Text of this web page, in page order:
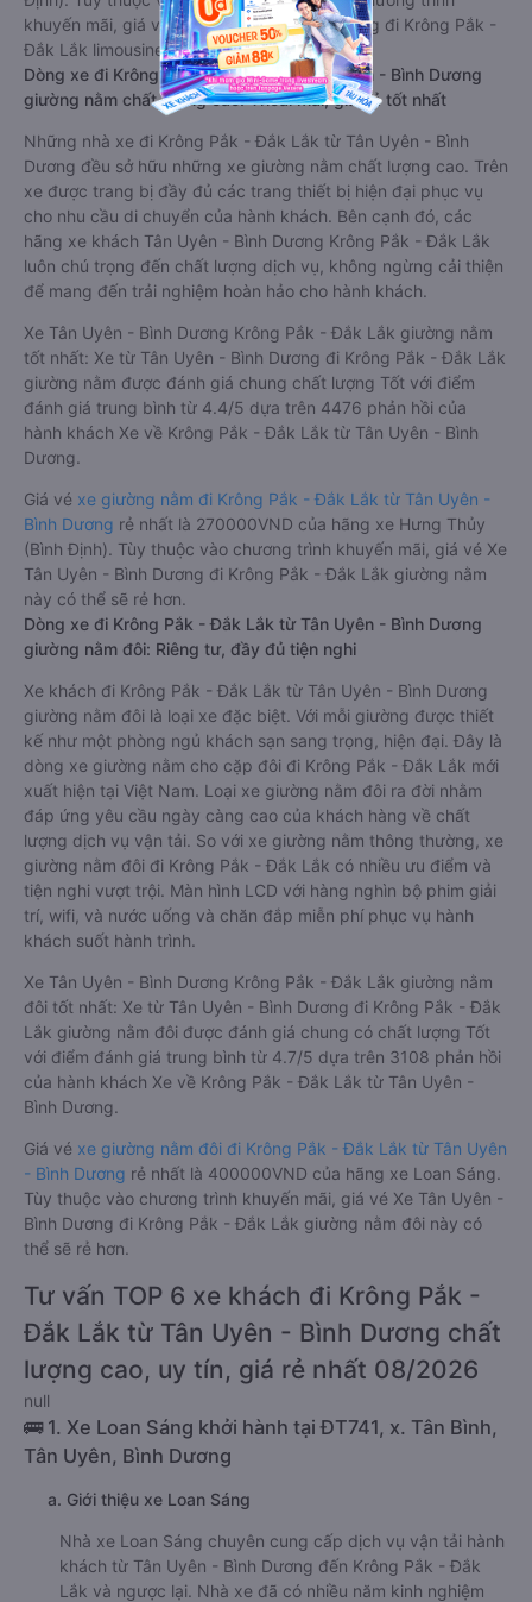
khuyến mãi, giá vé Xe Tân Uyên - Bình Dương đi Krông Pắk -
Đắk Lắk limousine này có thể sẽ rẻ hơn
Dòng xe đi Krông Pắk - Đắk Lắk từ Tân Uyên - Bình Dương
giường nằm chất lượng cao: Thoải mái, giá cả tốt nhất
Những nhà xe đi Krông Pắk - Đắk Lắk từ Tân Uyên - Bình
Dương đều sở hữu những xe giường nằm chất lượng cao. Trên
xe được trang bị đầy đủ các trang thiết bị hiện đại phục vụ
cho nhu cầu di chuyển của hành khách. Bên cạnh đó, các
hãng xe khách Tân Uyên - Bình Dương Krông Pắk - Đắk Lắk
luôn chú trọng đến chất lượng dịch vụ, không ngừng cải thiện
để mang đến trải nghiệm hoàn hảo cho hành khách.
Xe Tân Uyên - Bình Dương Krông Pắk - Đắk Lắk giường nằm
tốt nhất: Xe từ Tân Uyên - Bình Dương đi Krông Pắk - Đắk Lắk
giường nằm được đánh giá chung chất lượng Tốt với điểm
đánh giá trung bình từ 4.4/5 dựa trên 4476 phản hồi của
hành khách Xe về Krông Pắk - Đắk Lắk từ Tân Uyên - Bình
Dương.
Giá vé xe giường nằm đi Krông Pắk - Đắk Lắk từ Tân Uyên -
Bình Dương rẻ nhất là 270000VND của hãng xe Hưng Thủy
(Bình Định). Tùy thuộc vào chương trình khuyến mãi, giá vé Xe
Tân Uyên - Bình Dương đi Krông Pắk - Đắk Lắk giường nằm
này có thể sẽ rẻ hơn.
Dòng xe đi Krông Pắk - Đắk Lắk từ Tân Uyên - Bình Dương
giường nằm đôi: Riêng tư, đầy đủ tiện nghi
Xe khách đi Krông Pắk - Đắk Lắk từ Tân Uyên - Bình Dương
giường nằm đôi là loại xe đặc biệt. Với mỗi giường được thiết
kế như một phòng ngủ khách sạn sang trọng, hiện đại. Đây là
dòng xe giường nằm cho cặp đôi đi Krông Pắk - Đắk Lắk mới
xuất hiện tại Việt Nam. Loại xe giường nằm đôi ra đời nhằm
đáp ứng yêu cầu ngày càng cao của khách hàng về chất
lượng dịch vụ vận tải. So với xe giường nằm thông thường, xe
giường nằm đôi đi Krông Pắk - Đắk Lắk có nhiều ưu điểm và
tiện nghi vượt trội. Màn hình LCD với hàng nghìn bộ phim giải
trí, wifi, và nước uống và chăn đắp miễn phí phục vụ hành
khách suốt hành trình.
Xe Tân Uyên - Bình Dương Krông Pắk - Đắk Lắk giường nằm
đôi tốt nhất: Xe từ Tân Uyên - Bình Dương đi Krông Pắk - Đắk
Lắk giường nằm đôi được đánh giá chung có chất lượng Tốt
với điểm đánh giá trung bình từ 4.7/5 dựa trên 3108 phản hồi
của hành khách Xe về Krông Pắk - Đắk Lắk từ Tân Uyên -
Bình Dương.
Giá vé xe giường nằm đôi đi Krông Pắk - Đắk Lắk từ Tân Uyên
- Bình Dương rẻ nhất là 400000VND của hãng xe Loan Sáng.
Tùy thuộc vào chương trình khuyến mãi, giá vé Xe Tân Uyên -
Bình Dương đi Krông Pắk - Đắk Lắk giường nằm đôi này có
thể sẽ rẻ hơn.
Tư vấn TOP 6 xe khách đi Krông Pắk -
Đắk Lắk từ Tân Uyên - Bình Dương chất
lượng cao, uy tín, giá rẻ nhất 08/2026
null
🚌 1. Xe Loan Sáng khởi hành tại ĐT741, x. Tân Bình,
Tân Uyên, Bình Dương
a. Giới thiệu xe Loan Sáng
Nhà xe Loan Sáng chuyên cung cấp dịch vụ vận tải hành
khách từ Tân Uyên - Bình Dương đến Krông Pắk - Đắk
Lắk và ngược lại. Nhà xe đã có nhiều năm kinh nghiệm